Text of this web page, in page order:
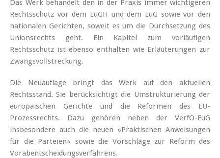
Das Werk behandelt den in der Praxis immer wichtigeren
Rechtsschutz vor dem EuGH und dem EuG sowie vor den
nationalen Gerichten, soweit es um die Durchsetzung des
Unionsrechts geht. Ein Kapitel zum vorläufigen
Rechtsschutz ist ebenso enthalten wie Erläuterungen zur
Zwangsvollstreckung.
Die Neuauflage bringt das Werk auf den aktuellen
Rechtsstand. Sie berücksichtigt die Umstrukturierung der
europäischen Gerichte und die Reformen des EU-
Prozessrechts. Dazu gehören neben der VerfO-EuG
insbesondere auch die neuen »Praktischen Anweisungen
für die Parteien« sowie die Vorschläge zur Reform des
Vorabentscheidungsverfahrens.